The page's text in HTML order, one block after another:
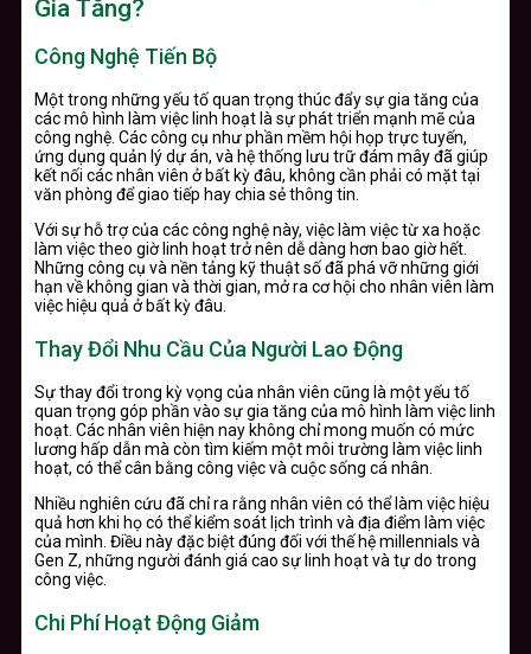
Gia Tăng?
Công Nghệ Tiến Bộ
Một trong những yếu tố quan trọng thúc đẩy sự gia tăng của
các mô hình làm việc linh hoạt là sự phát triển mạnh mẽ của
công nghệ. Các công cụ như phần mềm hội họp trực tuyến,
ứng dụng quản lý dự án, và hệ thống lưu trữ đám mây đã giúp
kết nối các nhân viên ở bất kỳ đâu, không cần phải có mặt tại
văn phòng để giao tiếp hay chia sẻ thông tin.
Với sự hỗ trợ của các công nghệ này, việc làm việc từ xa hoặc
làm việc theo giờ linh hoạt trở nên dễ dàng hơn bao giờ hết.
Những công cụ và nền tảng kỹ thuật số đã phá vỡ những giới
hạn về không gian và thời gian, mở ra cơ hội cho nhân viên làm
việc hiệu quả ở bất kỳ đâu.
Thay Đổi Nhu Cầu Của Người Lao Động
Sự thay đổi trong kỳ vọng của nhân viên cũng là một yếu tố
quan trọng góp phần vào sự gia tăng của mô hình làm việc linh
hoạt. Các nhân viên hiện nay không chỉ mong muốn có mức
lương hấp dẫn mà còn tìm kiếm một môi trường làm việc linh
hoạt, có thể cân bằng công việc và cuộc sống cá nhân.
Nhiều nghiên cứu đã chỉ ra rằng nhân viên có thể làm việc hiệu
quả hơn khi họ có thể kiểm soát lịch trình và địa điểm làm việc
của mình. Điều này đặc biệt đúng đối với thế hệ millennials và
Gen Z, những người đánh giá cao sự linh hoạt và tự do trong
công việc.
Chi Phí Hoạt Động Giảm